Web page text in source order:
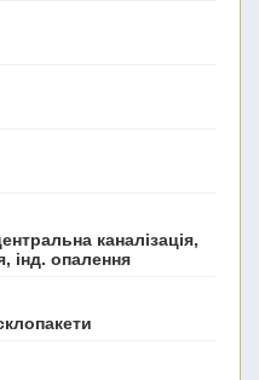
каналізація,
інд. опалення